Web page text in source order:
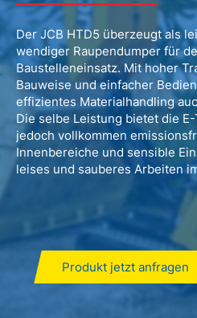
Der JCB HTD5 überzeugt als
wendiger Raupendumper für
Baustelleneinsatz. Mit hoher
Bauweise und einfacher
effizientes Materialhandling
Die selbe Leistung bietet die
jedoch vollkommen
Innenbereiche und sensible
leises und sauberes Arbeiten
Produkt jetzt anfragen